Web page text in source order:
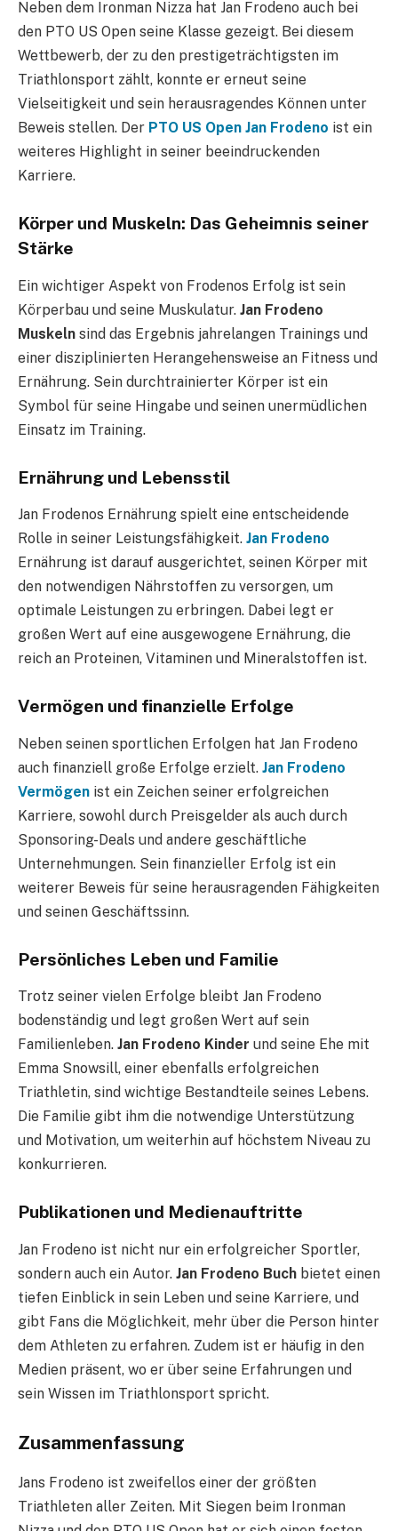
Neben dem Ironman Nizza hat Jan Frodeno auch bei
den PTO US Open seine Klasse gezeigt. Bei diesem
Wettbewerb, der zu den prestigeträchtigsten im
Triathlonsport zählt, konnte er erneut seine
Vielseitigkeit und sein herausragendes Können unter
Beweis stellen. Der PTO US Open Jan Frodeno ist ein
weiteres Highlight in seiner beeindruckenden
Karriere.
Körper und Muskeln: Das Geheimnis seiner
Stärke
Ein wichtiger Aspekt von Frodenos Erfolg ist sein
Körperbau und seine Muskulatur. Jan Frodeno
Muskeln sind das Ergebnis jahrelangen Trainings und
einer disziplinierten Herangehensweise an Fitness und
Ernährung. Sein durchtrainierter Körper ist ein
Symbol für seine Hingabe und seinen unermüdlichen
Einsatz im Training.
Ernährung und Lebensstil
Jan Frodenos Ernährung spielt eine entscheidende
Rolle in seiner Leistungsfähigkeit. Jan Frodeno
Ernährung ist darauf ausgerichtet, seinen Körper mit
den notwendigen Nährstoffen zu versorgen, um
optimale Leistungen zu erbringen. Dabei legt er
großen Wert auf eine ausgewogene Ernährung, die
reich an Proteinen, Vitaminen und Mineralstoffen ist.
Vermögen und finanzielle Erfolge
Neben seinen sportlichen Erfolgen hat Jan Frodeno
auch finanziell große Erfolge erzielt. Jan Frodeno
Vermögen ist ein Zeichen seiner erfolgreichen
Karriere, sowohl durch Preisgelder als auch durch
Sponsoring-Deals und andere geschäftliche
Unternehmungen. Sein finanzieller Erfolg ist ein
weiterer Beweis für seine herausragenden Fähigkeiten
und seinen Geschäftssinn.
Persönliches Leben und Familie
Trotz seiner vielen Erfolge bleibt Jan Frodeno
bodenständig und legt großen Wert auf sein
Familienleben. Jan Frodeno Kinder und seine Ehe mit
Emma Snowsill, einer ebenfalls erfolgreichen
Triathletin, sind wichtige Bestandteile seines Lebens.
Die Familie gibt ihm die notwendige Unterstützung
und Motivation, um weiterhin auf höchstem Niveau zu
konkurrieren.
Publikationen und Medienauftritte
Jan Frodeno ist nicht nur ein erfolgreicher Sportler,
sondern auch ein Autor. Jan Frodeno Buch bietet einen
tiefen Einblick in sein Leben und seine Karriere, und
gibt Fans die Möglichkeit, mehr über die Person hinter
dem Athleten zu erfahren. Zudem ist er häufig in den
Medien präsent, wo er über seine Erfahrungen und
sein Wissen im Triathlonsport spricht.
Zusammenfassung
Jans Frodeno ist zweifellos einer der größten
Triathleten aller Zeiten. Mit Siegen beim Ironman